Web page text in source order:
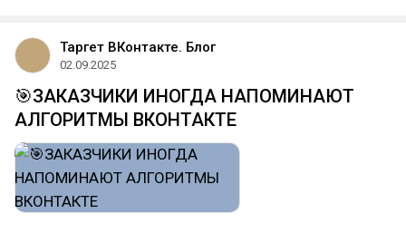
Таргет ВКонтакте. Блог
02.09.2025
🎯ЗАКАЗЧИКИ ИНОГДА НАПОМИНАЮТ
АЛГОРИТМЫ ВКОНТАКТЕ